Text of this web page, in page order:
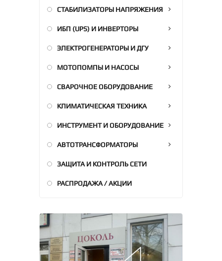
СТАБИЛИЗАТОРЫ НАПРЯЖЕНИЯ
ИБП (UPS) И ИНВЕРТОРЫ
ЭЛЕКТРОГЕНЕРАТОРЫ И ДГУ
МОТОПОМПЫ И НАСОСЫ
СВАРОЧНОЕ ОБОРУДОВАНИЕ
КЛИМАТИЧЕСКАЯ ТЕХНИКА
ИНСТРУМЕНТ И ОБОРУДОВАНИЕ
АВТОТРАНСФОРМАТОРЫ
ЗАЩИТА И КОНТРОЛЬ СЕТИ
РАСПРОДАЖА / АКЦИИ